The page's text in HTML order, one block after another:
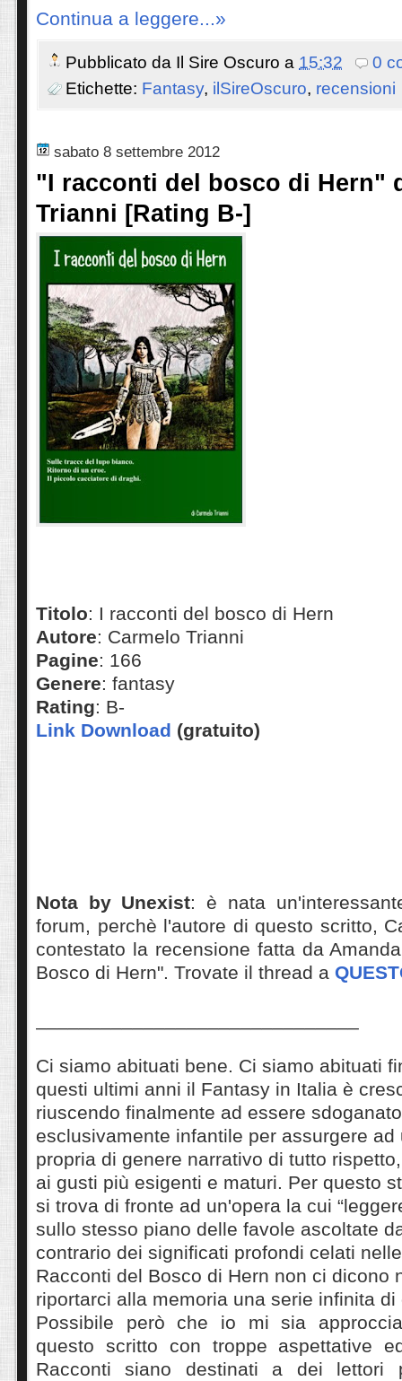
Continua a leggere...»
Pubblicato da Il Sire Oscuro a 15:32
0
Etichette: Fantasy, ilSireOscuro, recensioni
sabato 8 settembre 2012
"I racconti del bosco di Hern"
Trianni [Rating B-]
Titolo: I racconti del bosco di Hern
Autore: Carmelo Trianni
Pagine: 166
Genere: fantasy
Rating: B-
Link Download (gratuito)
Nota by Unexist: è nata
forum, perchè l'autore di questo scritto,
contestato la recensione fatta da
Bosco di Hern". Trovate il thread a
Ci siamo abituati bene. Ci siamo abituati
questi ultimi anni il Fantasy in Italia è
riuscendo finalmente ad essere
esclusivamente infantile per assurgere ad
propria di genere narrativo di tutto
ai gusti più esigenti e maturi. Per questo
si trova di fronte ad un'opera la cui
sullo stesso piano delle favole ascoltate
contrario dei significati profondi celati
Racconti del Bosco di Hern non ci dicono
riportarci alla memoria una serie infinita di
Possibile però che io mi sia
questo scritto con troppe aspettative
Racconti siano destinati a dei lettori